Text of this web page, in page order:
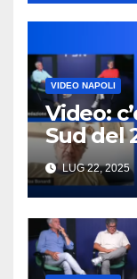
VIDEO NAPOLI
Video:
Sud del
LUG 22, 2025